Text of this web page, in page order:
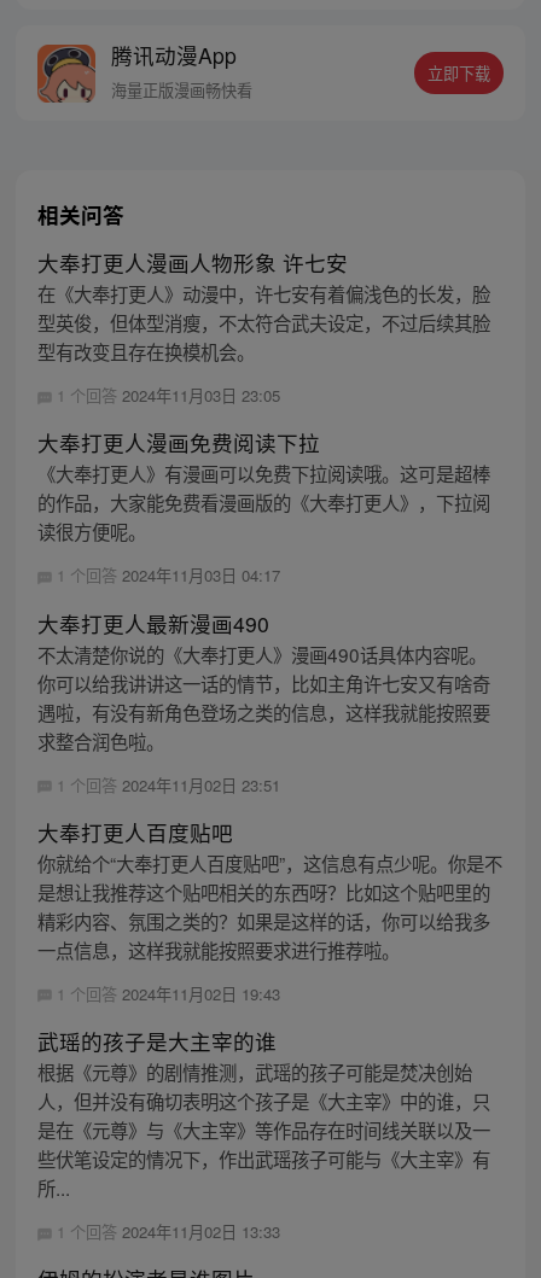
者卖报小郎君同名小说 QQ群号：
799493374
腾讯动漫App
海量正版漫画畅快看
立即下载
相关问答
大奉打更人漫画人物形象 许七安
在《大奉打更人》动漫中，许七安有着偏浅色的长发，脸
型英俊，但体型消瘦，不太符合武夫设定，不过后续其脸
型有改变且存在换模机会。
1 个回答 2024年11月03日 23:05
大奉打更人漫画免费阅读下拉
《大奉打更人》有漫画可以免费下拉阅读哦。这可是超棒
的作品，大家能免费看漫画版的《大奉打更人》，下拉阅
读很方便呢。
1 个回答 2024年11月03日 04:17
大奉打更人最新漫画490
不太清楚你说的《大奉打更人》漫画490话具体内容呢。
你可以给我讲讲这一话的情节，比如主角许七安又有啥奇
遇啦，有没有新角色登场之类的信息，这样我就能按照要
求整合润色啦。
1 个回答 2024年11月02日 23:51
大奉打更人百度贴吧
你就给个“大奉打更人百度贴吧”，这信息有点少呢。你是不
是想让我推荐这个贴吧相关的东西呀？比如这个贴吧里的
精彩内容、氛围之类的？如果是这样的话，你可以给我多
一点信息，这样我就能按照要求进行推荐啦。
1 个回答 2024年11月02日 19:43
武瑶的孩子是大主宰的谁
根据《元尊》的剧情推测，武瑶的孩子可能是焚决创始
人，但并没有确切表明这个孩子是《大主宰》中的谁，只
是在《元尊》与《大主宰》等作品存在时间线关联以及一
些伏笔设定的情况下，作出武瑶孩子可能与《大主宰》有
所...
1 个回答 2024年11月02日 13:33